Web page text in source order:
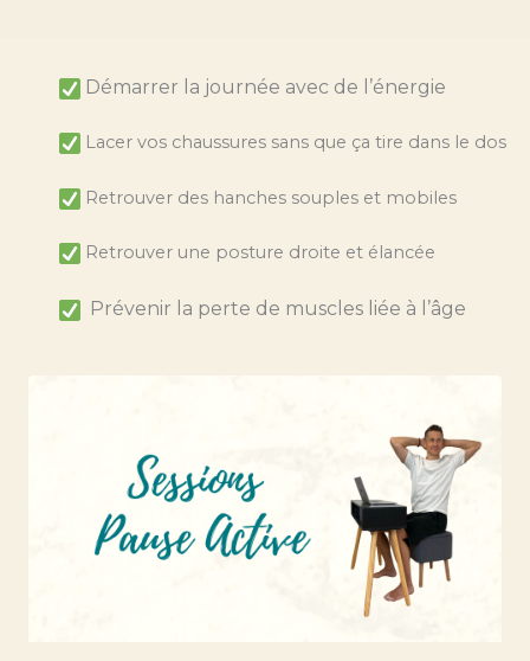
Démarrer la journée avec de l’énergie
Lacer vos chaussures sans que ça tire dans le dos
Retrouver des hanches souples et mobiles
Retrouver une posture droite et élancée
Prévenir la perte de muscles liée à l’âge